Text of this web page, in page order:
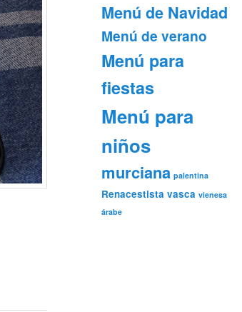
Menú de Navidad
Menú de verano
Menú para
fiestas
Menú para
niños
murciana palentina
Renacestista vasca vienesa
árabe